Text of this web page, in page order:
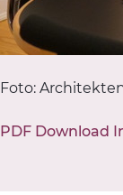
Foto:
PDF Download